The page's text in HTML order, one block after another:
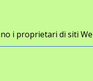
i proprietari di siti